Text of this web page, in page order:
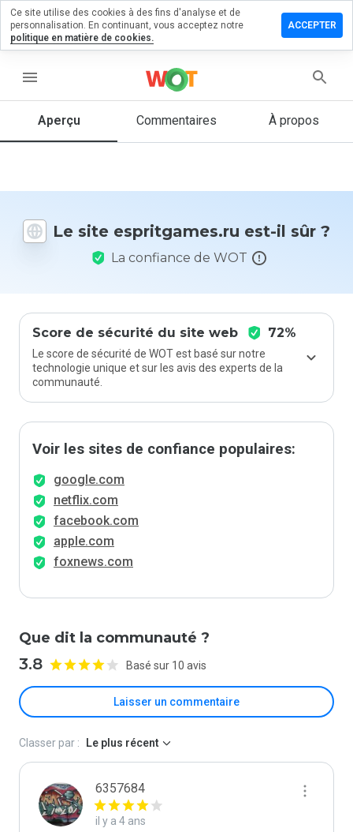
menu
Aperçu Commentaires À propos
Le site espritgames.ru est-il sûr ?
La confiance de WOT
Score de sécurité du site web 72%
Le score de sécurité de WOT est basé sur notre
technologie unique et sur les avis des experts de la
communauté.
Voir les sites de confiance populaires:
google.com
netflix.com
facebook.com
apple.com
foxnews.com
Que dit la communauté ?
3.8 Basé sur 10 avis
Laisser un commentaire
un
1 et 5
vous à ce
site ?
Classer par : Le plus récent
6357684
il y a 4 ans
Ce site utilise des cookies à des fins d'analyse et de
personnalisation. En continuant, vous acceptez notre
politique en matière de cookies.
ACCEPTER